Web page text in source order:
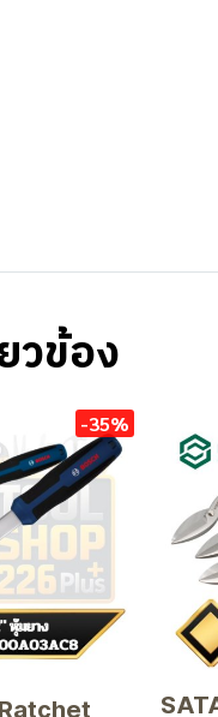
วข้อง
-35%